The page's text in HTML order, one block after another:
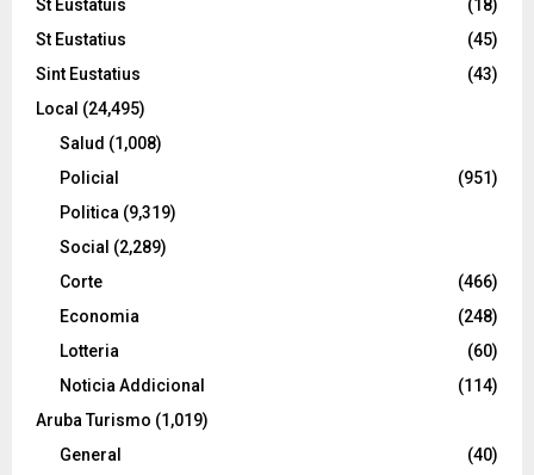
St Eustatuis
(18)
St Eustatius
(45)
Sint Eustatius
(43)
Local (24,495)
Salud (1,008)
Policial
(951)
Politica (9,319)
Social (2,289)
Corte
(466)
Economia
(248)
Lotteria
(60)
Noticia Addicional
(114)
Aruba Turismo (1,019)
General
(40)